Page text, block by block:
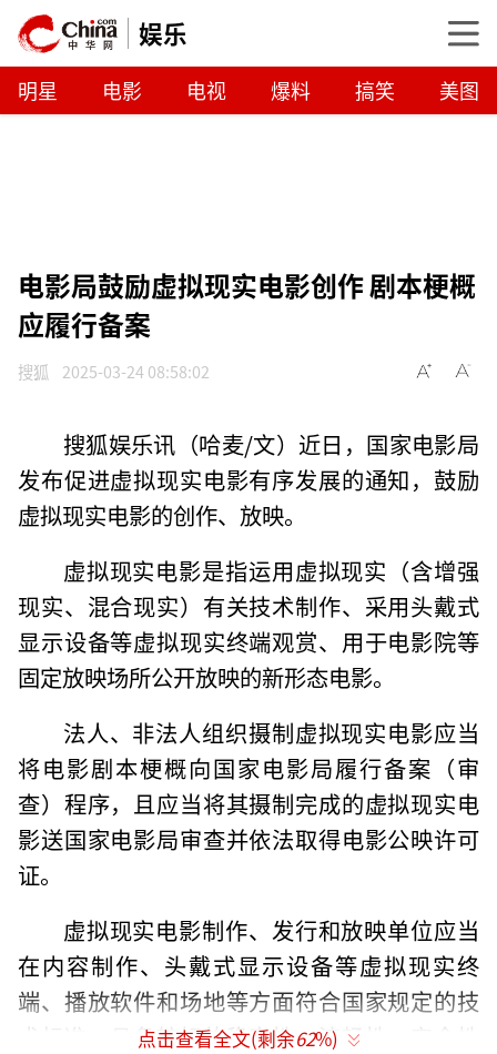
娱乐
明星 电影 电视 爆料 搞笑 美图
电影局鼓励虚拟现实电影创作 剧本梗概
应履行备案
搜狐 2025-03-24 08:58:02
搜狐娱乐讯（哈麦/文）近日，国家电影局
发布促进虚拟现实电影有序发展的通知，鼓励
虚拟现实电影的创作、放映。
虚拟现实电影是指运用虚拟现实（含增强
现实、混合现实）有关技术制作、采用头戴式
显示设备等虚拟现实终端观赏、用于电影院等
固定放映场所公开放映的新形态电影。
法人、非法人组织摄制虚拟现实电影应当
将电影剧本梗概向国家电影局履行备案（审
查）程序，且应当将其摄制完成的虚拟现实电
影送国家电影局审查并依法取得电影公映许可
证。
虚拟现实电影制作、发行和放映单位应当
在内容制作、头戴式显示设备等虚拟现实终
端、播放软件和场地等方面符合国家规定的技
术标准，具备较好的稳定性、流畅性、安全性
点击查看全文(剩余62%)